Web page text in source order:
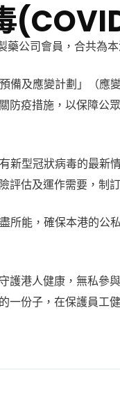
公司會員，合共為
備及應變計劃」（應
防疫措施，以保障公
新型冠狀病毒的最新
評估及運作需要，制
所能，確保本港的公
護港人健康，無私參
一份子，在保護員工